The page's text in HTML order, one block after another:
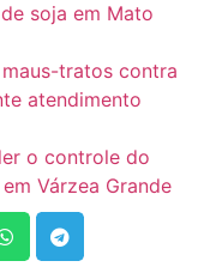
soja em Mato
tratos contra
atendimento
o controle do
Várzea Grande